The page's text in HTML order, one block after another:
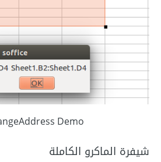
Demo
شيفرة الماكرو الكاملة